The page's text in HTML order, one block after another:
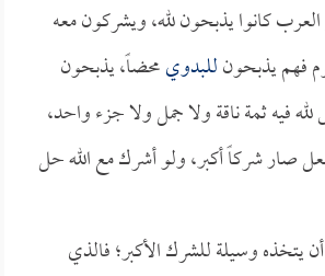
كانوا يذبحون لله، ويشركون معه
فهم يذبحونللبدويمحضاً، يذبحون
فيه ثمة ناقة ولا جمل ولا جزء واحد،
صار شركاً أكبر، ولو أشرك مع الله حل
يتخذه وسيلة للشرك الأكبر؛ فالذي